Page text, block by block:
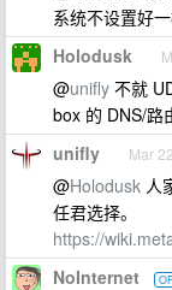
系统不设置好
Holodusk
@unifly 不就
box 的 DNS/路
unifly Mar
@Holodusk 人
任君选择。
https://
NoInternet